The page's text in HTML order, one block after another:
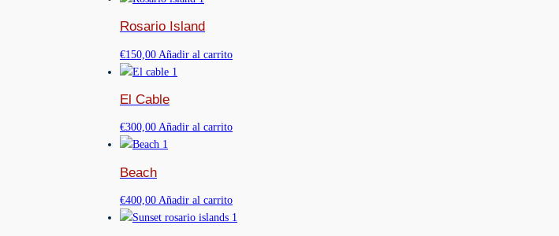
Rosario Island
€150,00 Añadir al carrito
El Cable
€300,00Añadir al carrito
Beach
€400,00 Añadir al carrito